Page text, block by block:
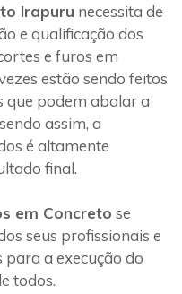
Irapuru necessita de
e qualificação dos
e furos em
estão sendo feitos
que podem abalar a
assim, a
é altamente
final.
em Concreto se
seus profissionais e
a execução do
todos.